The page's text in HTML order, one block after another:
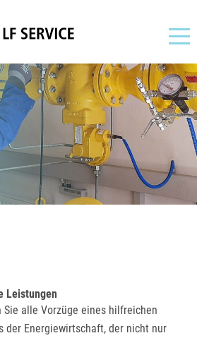
Leistungen
Sie alle Vorzüge eines hilfreichen
der Energiewirtschaft, der nicht nur